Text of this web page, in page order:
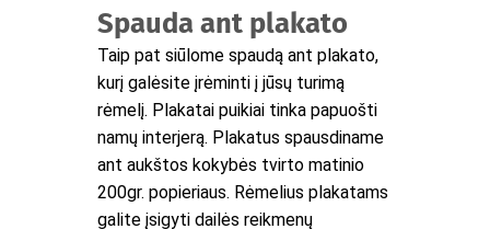
Spauda ant plakato
Taip pat siūlome spaudą ant plakato,
kurį galėsite įrėminti į jūsų turimą
rėmelį. Plakatai puikiai tinka papuošti
namų interjerą. Plakatus spausdiname
ant aukštos kokybės tvirto matinio
200gr. popieriaus. Rėmelius plakatams
galite įsigyti dailės reikmenų